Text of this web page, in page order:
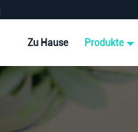
Zu Hause Produkte